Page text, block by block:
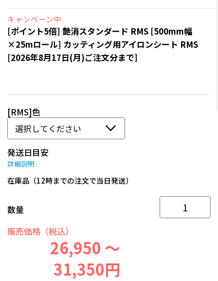
キャンペーン中
[ポイント5倍] 艶消スタンダード RMS [500mm幅
×25mロール] カッティング用アイロンシート RMS
[2026年8月17日(月)ご注文分まで]
[RMS]色
発送日目安
詳細説明
在庫品（12時までの注文で当日発送）
数量
販売価格（税込）
26,950 ～
31,350円